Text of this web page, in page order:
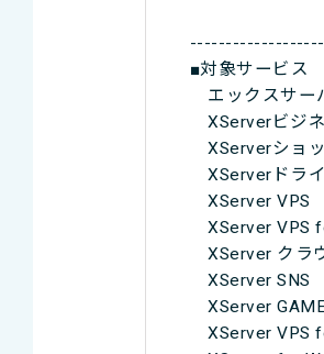
■対象サービス
エックスサー
XServerビジ
XServerショ
XServerドラ
XServer VPS
XServer VPS
XServer クラ
XServer SNS
XServer
XServer VPS